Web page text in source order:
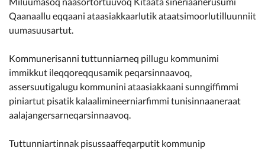
Kommunimi pilersaarut
Qaanaallu eqqaani ataasiakkaarlutik ataatsimoorlutilluunniit
uumasuusartut.
Kommunerisanni tuttunniarneq pillugu kommunimi
immikkut ileqqoreqqusamik peqarsinnaavoq,
assersuutigalugu kommunini ataasiakkaani sunngiffimmi
piniartut pisatik kalaalimineerniarfimmi tunisinnaaneraat
aalajangersarneqarsinnaavoq.
Tuttunniartinnak pisussaaffeqarputit kommunip